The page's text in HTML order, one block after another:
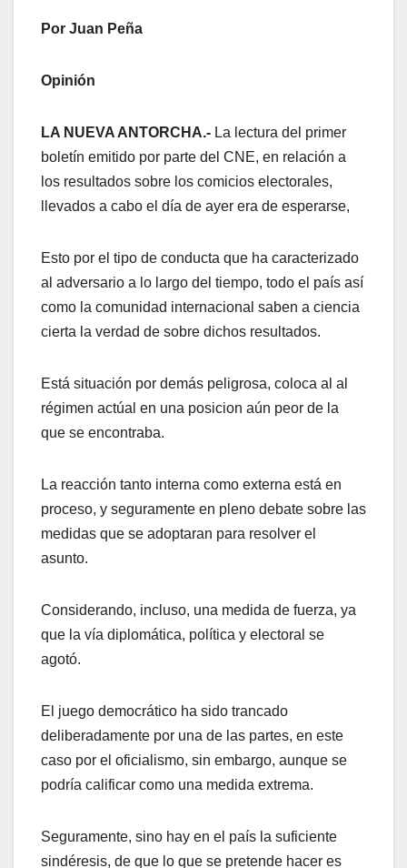
Por Juan Peña
Opinión
LA NUEVA ANTORCHA.- La lectura del primer
boletín emitido por parte del CNE, en relación a
los resultados sobre los comicios electorales,
llevados a cabo el día de ayer era de esperarse,
Esto por el tipo de conducta que ha caracterizado
al adversario a lo largo del tiempo, todo el país así
como la comunidad internacional saben a ciencia
cierta la verdad de sobre dichos resultados.
Está situación por demás peligrosa, coloca al al
régimen actúal en una posicion aún peor de la
que se encontraba.
La reacción tanto interna como externa está en
proceso, y seguramente en pleno debate sobre las
medidas que se adoptaran para resolver el
asunto.
Considerando, incluso, una medida de fuerza, ya
que la vía diplomática, política y electoral se
agotó.
El juego democrático ha sido trancado
deliberadamente por una de las partes, en este
caso por el oficialismo, sin embargo, aunque se
podría calificar como una medida extrema.
Seguramente, sino hay en el país la suficiente
sindéresis, de que lo que se pretende hacer es